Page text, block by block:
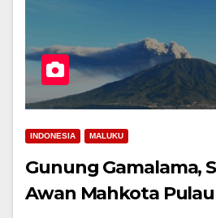
INDONESIA MALUKU
Gunung Gamalama,
Awan Mahkota